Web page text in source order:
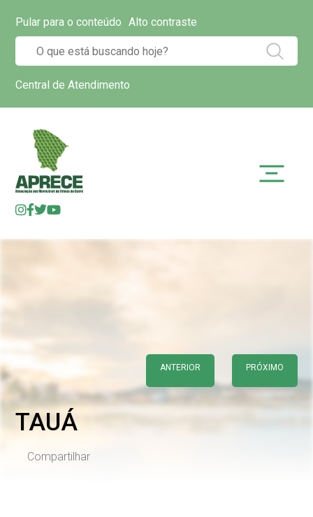
Pular para o conteúdo Alto contraste
Central de Atendimento
ANTERIOR PRÓXIMO
TAUÁ
Compartilhar